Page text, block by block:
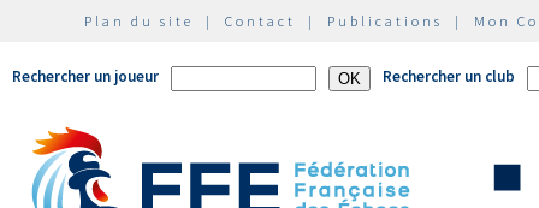
Plan du site | Contact | Publications | Mon
Rechercher un joueur Rechercher un club